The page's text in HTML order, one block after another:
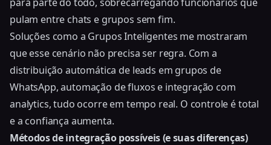
pulam entre chats e grupos sem fim.
Soluções como a Grupos Inteligentes me mostraram
que esse cenário não precisa ser regra. Com a
distribuição automática de leads em grupos de
WhatsApp, automação de fluxos e integração com
analytics, tudo ocorre em tempo real. O controle é total
e a confiança aumenta.
Métodos de integração possíveis (e suas diferenças)